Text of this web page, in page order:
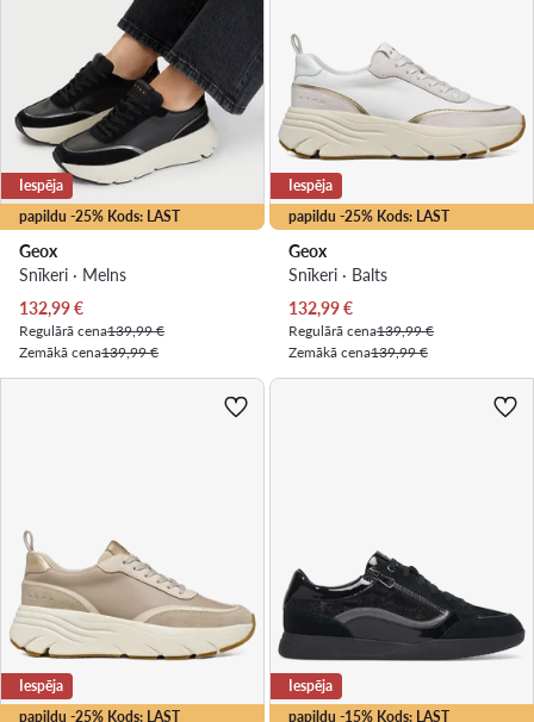
papildu -25% Kods: LAST
Iespēja
Geox
Snīkeri · Melns
Pašreizējā cena
132,99€
Regulārā cena139,99 €
Zemākā cena139,99 €
papildu -25% Kods: LAST
Iespēja
Geox
Snīkeri · Balts
Pašreizējā cena
132,99€
Regulārā cena139,99 €
Zemākā cena139,99 €
papildu -25% Kods: LAST
Iespēja
papildu -15% Kods: LAST
Iespēja